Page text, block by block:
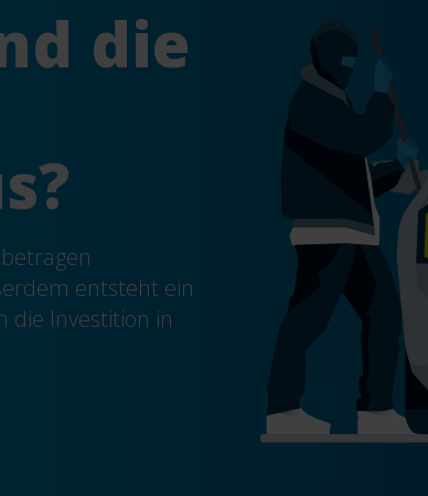
die
?
entsteht ein
die Investition in